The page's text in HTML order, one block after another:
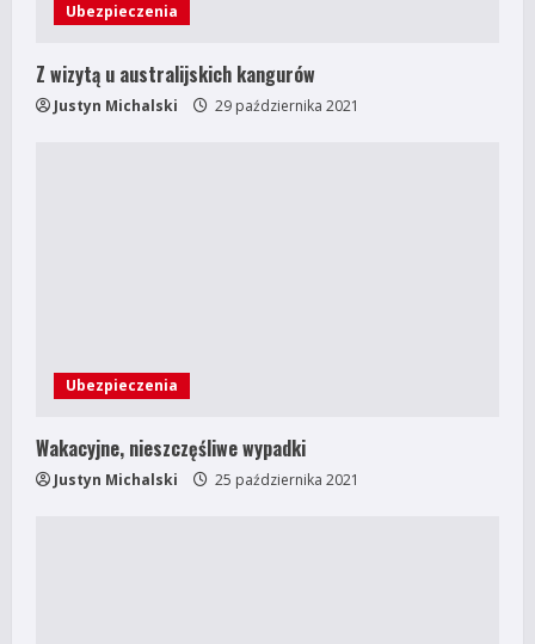
i
Ubezpieczenia
Z wizytą u australijskich kangurów
Justyn Michalski 29 października 2021
Ubezpieczenia
Wakacyjne, nieszczęśliwe wypadki
Justyn Michalski 25 października 2021